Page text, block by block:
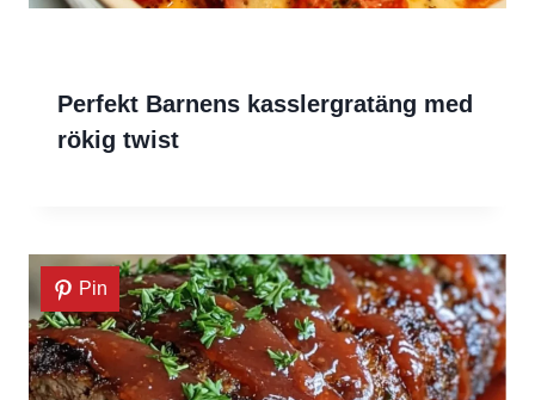
Perfekt Barnens kasslergratäng med
rökig twist
Pin